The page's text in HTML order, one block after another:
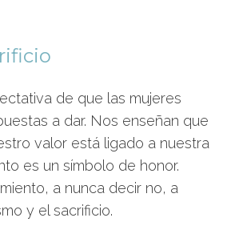
de que las mujeres
a dar. Nos enseñan que
valor está ligado a nuestra
es un símbolo de honor.
a nunca decir no, a
y el sacrificio.